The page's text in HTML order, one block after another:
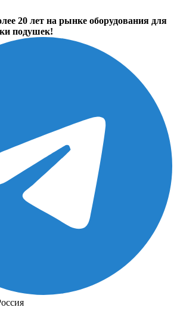
20 лет на рынке оборудования для
подушек!